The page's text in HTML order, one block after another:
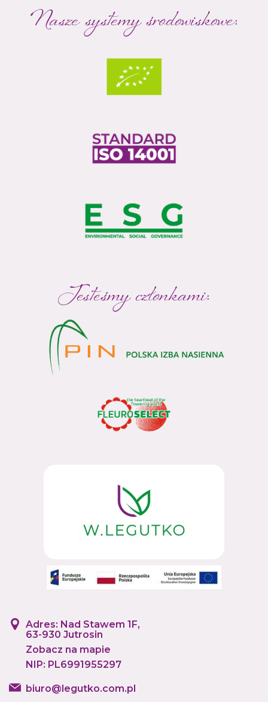
Nasze systemy środowiskowe:
Jesteśmy członkami:
Adres: Nad Stawem 1F,
63-930 Jutrosin
Zobacz na mapie
NIP: PL6991955297
biuro@legutko.com.pl